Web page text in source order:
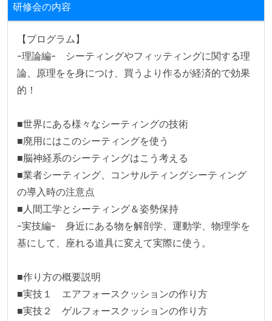
研修会の内容
【プログラム】
-理論編-　シーティングやフィッティングに関する理
論、原理をを身につけ、買うより作るが経済的で効果
的！
■世界にある様々なシーティングの技術
■廃用にはこのシーティングを使う
■脳神経系のシーティングはこう考える
■業者シーティング、コンサルティングシーティング
の導入時の注意点
■人間工学とシーティング＆姿勢保持
-実技編-　身近にある物を解剖学、運動学、物理学を
基にして、座れる道具に変えて実際に使う。
■作り方の概要説明
■実技１　エアフォースクッションの作り方
■実技２　ゲルフォースクッションの作り方